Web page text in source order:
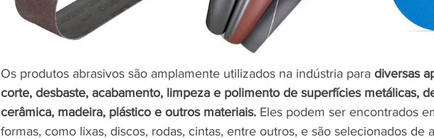
Os produtos abrasivos são amplamente utilizados na indústria para diversas
corte, desbaste, acabamento, limpeza e polimento de superfícies metálicas,
cerâmica, madeira, plástico e outros materiais. Eles podem ser encontrados
formas, como lixas, discos, rodas, cintas, entre outros, e são selecionados de